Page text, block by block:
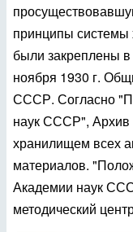
принципы системы
были закреплены
ноября 1930 г.
СССР. Согласно
наук СССР", Архив
хранилищем всех
материалов.
Академии наук
методический